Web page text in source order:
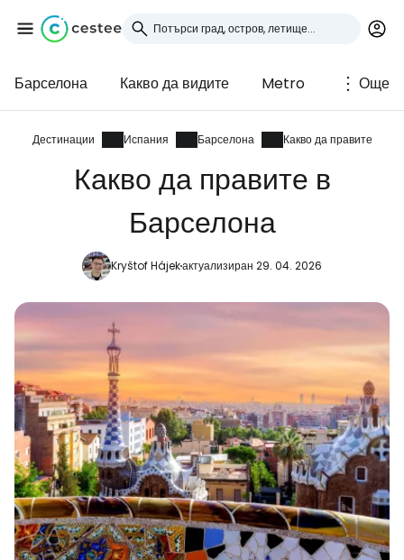
Барселона Какво да видите Metro Още
Дестинации Испания Барселона Какво да правите
Какво да правите в
Барселона
Kryštof Hájekактуализиран 29. 04. 2026
Влезте в Cestee
... световната общност на туристите
Продължете с Google
Продължете с Facebook